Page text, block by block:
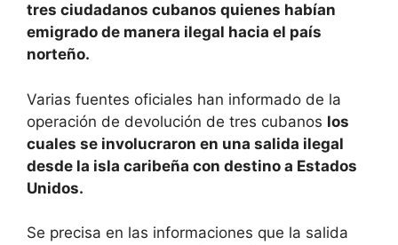
tres ciudadanos cubanos quienes habían
emigrado de manera ilegal hacia el país
norteño.
Varias fuentes oficiales han informado de la
operación de devolución de tres cubanos los
cuales se involucraron en una salida ilegal
desde la isla caribeña con destino a Estados
Unidos.
Se precisa en las informaciones que la salida